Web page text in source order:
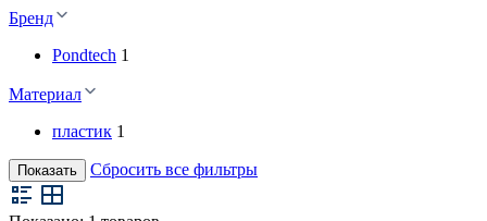
Бренд
Pondtech 1
Материал
пластик 1
Показать Сбросить все фильтры